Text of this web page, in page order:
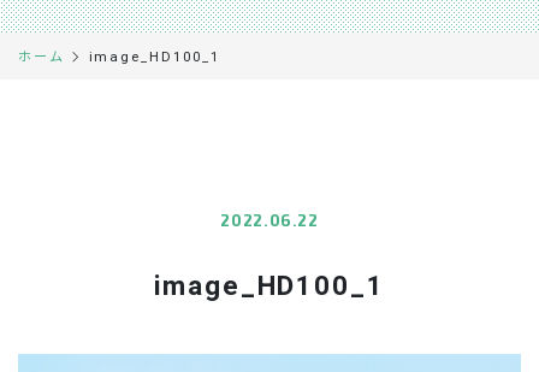
0120-891-224 平日 9:00～17:45
お問い合わせ
ホーム image_HD100_1
2022.06.22
image_HD100_1